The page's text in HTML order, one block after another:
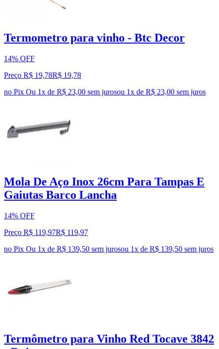
Termometro para vinho - Btc Decor
14% OFF
Preço R$ 19,78R$ 19,78
no Pix Ou 1x de R$ 23,00 sem jurosou 1x de R$ 23,00 sem juros
Mola De Aço Inox 26cm Para Tampas E
Gaiutas Barco Lancha
14% OFF
Preço R$ 119,97R$ 119,97
no Pix Ou 1x de R$ 139,50 sem jurosou 1x de R$ 139,50 sem juros
Termômetro para Vinho Red Tocave 3842